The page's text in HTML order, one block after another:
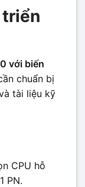
với biến
chuẩn bị
tài liệu kỹ
CPU hỗ
PN.